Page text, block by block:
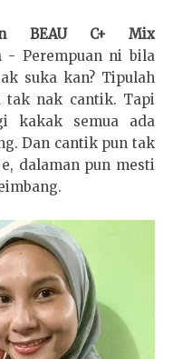
BEAU C+ Mix
- Perempuan ni bila
suka kan? Tipulah
tak nak cantik. Tapi
kakak semua ada
Dan cantik pun tak
dalaman pun mesti